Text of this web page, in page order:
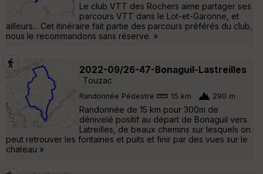
Le club VTT des Rochers aime partager ses
parcours VTT dans le Lot-et-Garonne, et
ailleurs... Cet itinéraire fait partie des parcours préférés du club,
nous le recommandons sans réserve. »
2022-09/26-47-Bonaguil-Lastreilles
Touzac
Randonnée Pédestre 15 km 290 m
Randonnée de 15 km pour 300m de
dénivelé positif au départ de Bonaguil vers
Latreilles, de beaux chemins sur lesquels on
peut retrouver les fontaines et puits et finir par des vues sur le
chateau »